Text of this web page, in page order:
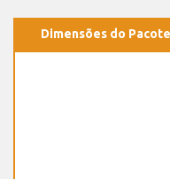
Dimensões do Pacote